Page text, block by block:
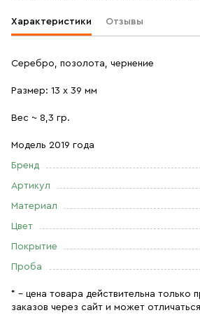
Характеристики Отзывы
Серебро, позолота, чернение
Размер: 13 х 39 мм
Вес ~ 8,3 гр.
Модель 2019 года
Бренд
Артикул
Материал
Цвет
Покрытие
Проба
* – цена товара действительна только
заказов через сайт и может